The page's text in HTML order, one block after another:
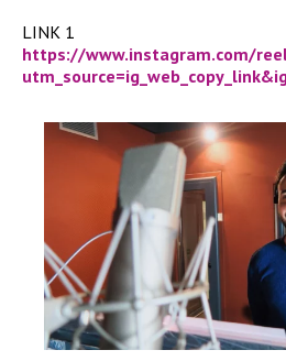
LINK 1
https://www.instagram.com/